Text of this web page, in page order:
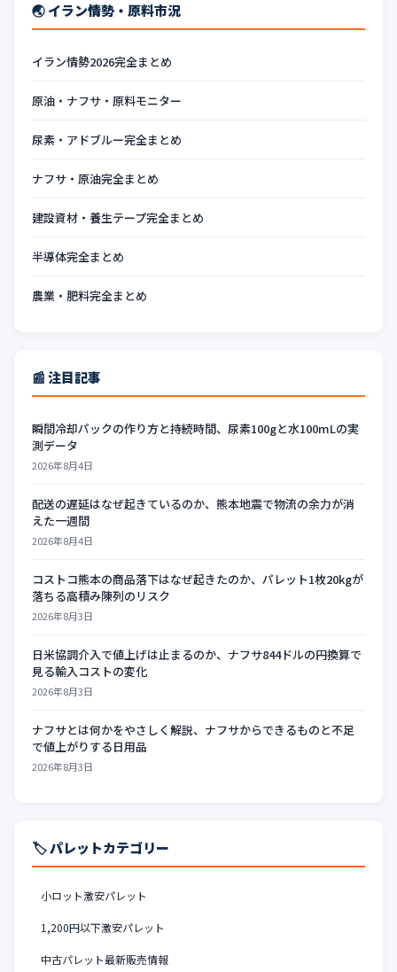
🌏 イラン情勢・原料市況
イラン情勢2026完全まとめ
原油・ナフサ・原料モニター
尿素・アドブルー完全まとめ
ナフサ・原油完全まとめ
建設資材・養生テープ完全まとめ
半導体完全まとめ
農業・肥料完全まとめ
📰 注目記事
瞬間冷却パックの作り方と持続時間、尿素100gと水100mLの実
測データ
2026年8月4日
配送の遅延はなぜ起きているのか、熊本地震で物流の余力が消
えた一週間
2026年8月4日
コストコ熊本の商品落下はなぜ起きたのか、パレット1枚20kgが
落ちる高積み陳列のリスク
2026年8月3日
日米協調介入で値上げは止まるのか、ナフサ844ドルの円換算で
見る輸入コストの変化
2026年8月3日
ナフサとは何かをやさしく解説、ナフサからできるものと不足
で値上がりする日用品
2026年8月3日
🏷️ パレットカテゴリー
小ロット激安パレット
1,200円以下激安パレット
中古パレット最新販売情報